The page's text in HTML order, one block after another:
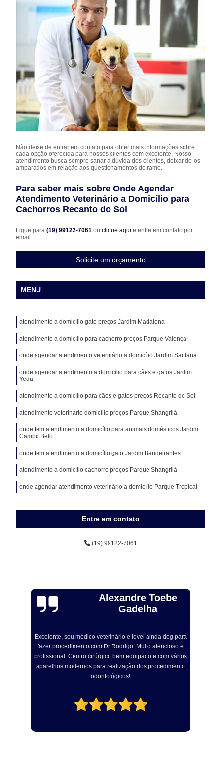
Não deixe de entrar em contato para obter mais informações sobre
cada opção oferecida para nossos clientes com excelente. Nosso
atendimento busca sempre sanar a dúvida dos clientes, deixando-os
amparados em relação aos questionamentos do ramo.
Para saber mais sobre Onde Agendar
Atendimento Veterinário a Domicílio para
Cachorros Recanto do Sol
Ligue para(19) 99122-7061ouclique aqui e entre em contato por
email.
Solicite um orçamento
MENU
atendimento a domicílio gato preços Jardim Madalena
atendimento a domicílio para cachorro preços Parque Valença
onde agendar atendimento veterinário a domicílio Jardim Santana
onde agendar atendimento a domicílio para cães e gatos Jardim
Yeda
atendimento a domicílio para cães e gatos preços Recanto do Sol
atendimento veterinário domicílio preços Parque Shangrilá
onde tem atendimento a domicílio para animais domésticos Jardim
Campo Belo
onde tem atendimento a domicílio gato Jardim Bandeirantes
atendimento a domicílio cachorro preços Parque Shangrilá
onde agendar atendimento veterinário a domicílio Parque Tropical
Entre em contato
(19) 99122-7061
Alexandre Toebe
Gadelha
Excelente, sou médico veterinário e levei ainda dog para
fazer procedimento com Dr Rodrigo. Muito atencioso e
profissional. Centro cirúrgico bem equipado e com vários
aparelhos modernos para realização dos procedimento
odontológicos!